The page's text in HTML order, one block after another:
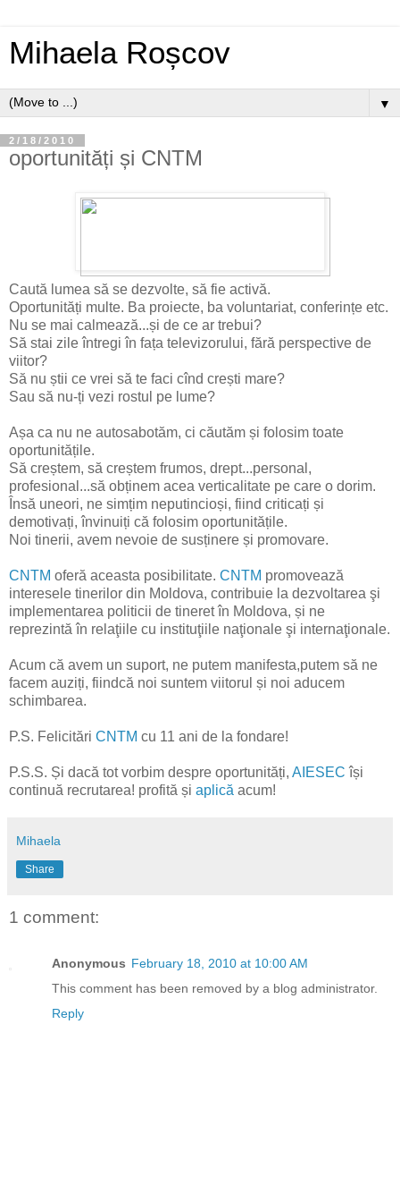
Mihaela Roșcov
▼
2/18/2010
oportunități și CNTM
Caută lumea să se dezvolte, să fie activă.
Oportunități multe. Ba proiecte, ba voluntariat, conferințe etc.
Nu se mai calmează...și de ce ar trebui?
Să stai zile întregi în fața televizorului, fără perspective de
viitor?
Să nu știi ce vrei să te faci cînd crești mare?
Sau să nu-ți vezi rostul pe lume?
Așa ca nu ne autosabotăm, ci căutăm și folosim toate
oportunitățile.
Să creștem, să creștem frumos, drept...personal,
profesional...să obținem acea verticalitate pe care o dorim.
Însă uneori, ne simțim neputincioși, fiind criticați și
demotivați, învinuiți că folosim oportunitățile.
Noi tinerii, avem nevoie de susținere și promovare.
CNTM oferă aceasta posibilitate. CNTM promovează
interesele tinerilor din Moldova, contribuie la dezvoltarea şi
implementarea politicii de tineret în Moldova, și ne
reprezintă în relaţiile cu instituţiile naţionale şi internaţionale.
Acum că avem un suport, ne putem manifesta,putem să ne
facem auziți, fiindcă noi suntem viitorul și noi aducem
schimbarea.
P.S. Felicitări CNTM cu 11 ani de la fondare!
P.S.S. Și dacă tot vorbim despre oportunități, AIESEC își
continuă recrutarea! profită și aplică acum!
Mihaela
Share
1 comment:
Anonymous February 18, 2010 at 10:00 AM
This comment has been removed by a blog administrator.
Reply